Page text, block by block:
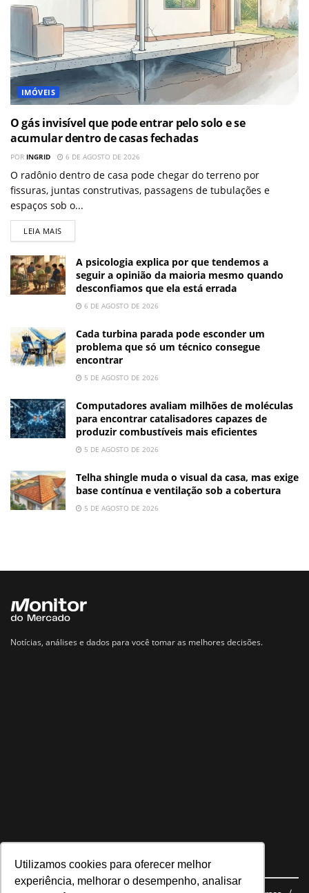
Utilizamos cookies para oferecer melhor
experiência, melhorar o desempenho, analisar
IMÓVEIS
O gás invisível que pode entrar pelo solo e se
acumular dentro de casas fechadas
POR INGRID 6 DE AGOSTO DE 2026
O radônio dentro de casa pode chegar do terreno por
fissuras, juntas construtivas, passagens de tubulações e
espaços sob o...
LEIA MAIS
A psicologia explica por que tendemos a
seguir a opinião da maioria mesmo quando
desconfiamos que ela está errada
6 DE AGOSTO DE 2026
Cada turbina parada pode esconder um
problema que só um técnico consegue
encontrar
5 DE AGOSTO DE 2026
Computadores avaliam milhões de moléculas
para encontrar catalisadores capazes de
produzir combustíveis mais eficientes
5 DE AGOSTO DE 2026
Telha shingle muda o visual da casa, mas exige
base contínua e ventilação sob a cobertura
5 DE AGOSTO DE 2026
Notícias, análises e dados para você tomar as melhores decisões.
Navegue no site